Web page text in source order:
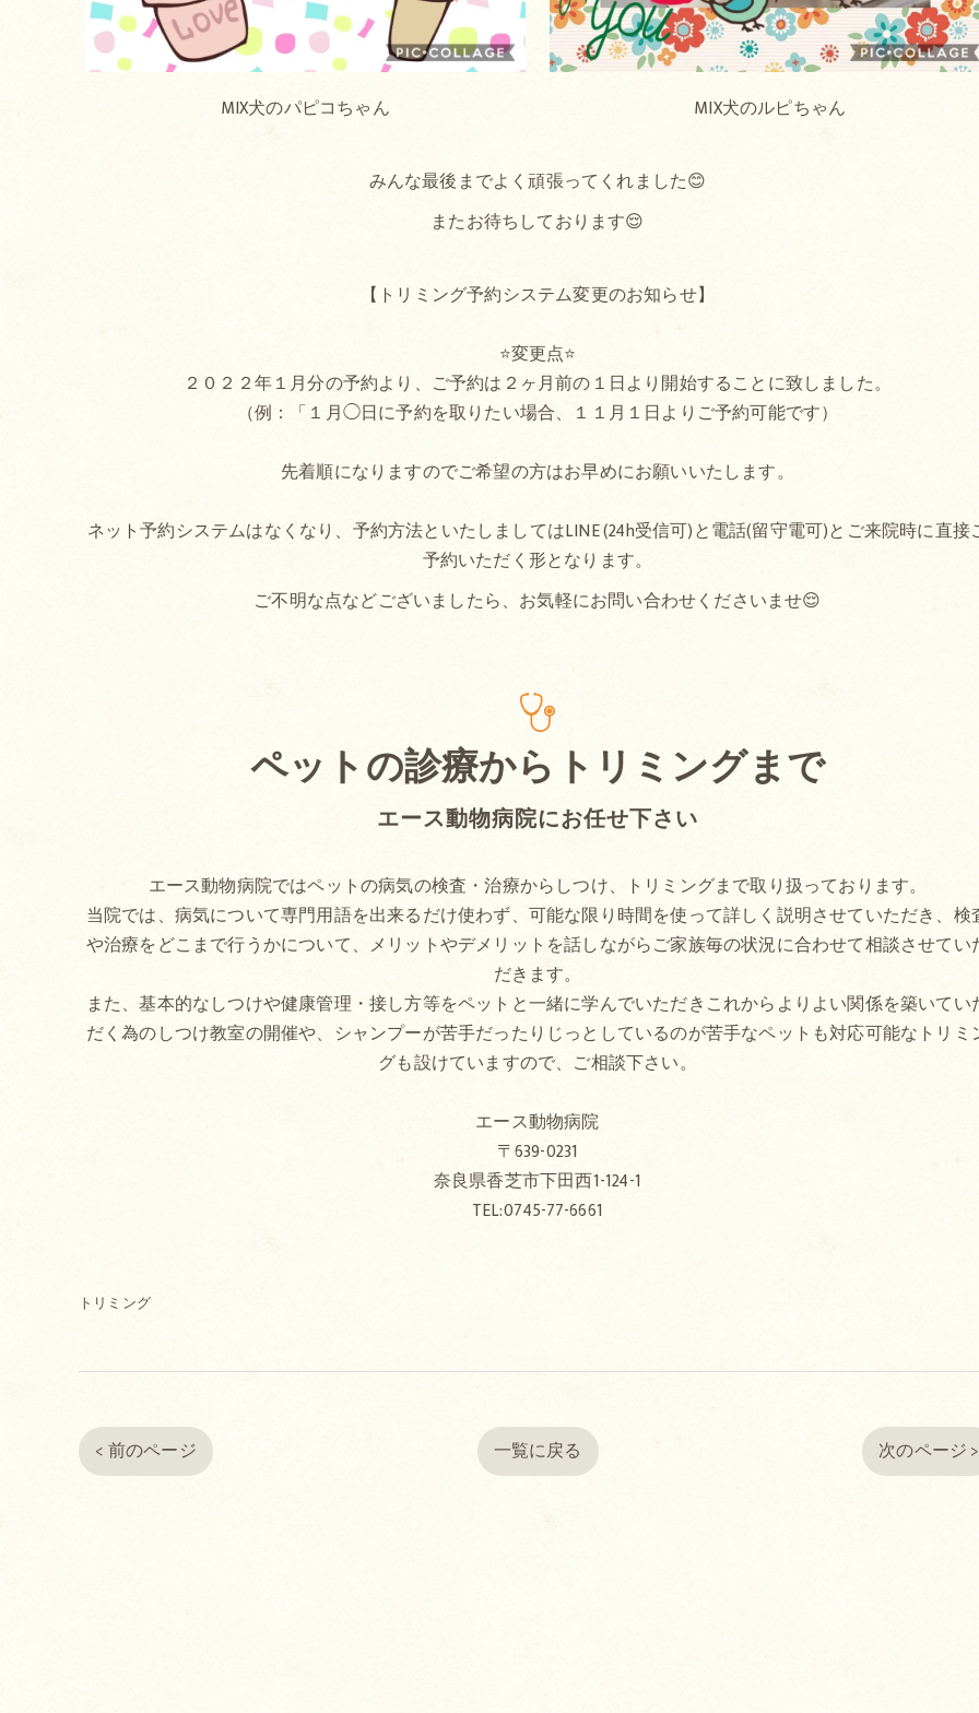
MIX犬のパピコちゃん MIX犬のルピちゃん
みんな最後までよく頑張ってくれました😊
またお待ちしております😌
【トリミング予約システム変更のお知らせ】
⭐変更点⭐
２０２２年１月分の予約より、ご予約は２ヶ月前の１日より開始することに致しました。
（例：「１月◯日に予約を取りたい場合、１１月１日よりご予約可能です）
先着順になりますのでご希望の方はお早めにお願いいたします。
ネット予約システムはなくなり、予約方法といたしましてはLINE (24h受信可)と電話(留守電可)とご来院時に直接
予約いただく形となります。
ご不明な点などございましたら、お気軽にお問い合わせくださいませ😌
エース動物病院にお任せ下さい
ペットの診療からトリミングまで
エース動物病院ではペットの病気の検査・治療からしつけ、トリミングまで取り扱っております。
当院では、病気について専門用語を出来るだけ使わず、可能な限り時間を使って詳しく説明させていただき、検
や治療をどこまで行うかについて、メリットやデメリットを話しながらご家族毎の状況に合わせて相談させてい
だきます。
また、基本的なしつけや健康管理・接し方等をペットと一緒に学んでいただきこれからよりよい関係を築いてい
だく為のしつけ教室の開催や、シャンプーが苦手だったりじっとしているのが苦手なペットも対応可能なトリミ
グも設けていますので、ご相談下さい。
エース動物病院
〒639-0231
奈良県香芝市下田西1-124-1
TEL:0745-77-6661
トリミング
< 前のページ 一覧に戻る 次のページ >